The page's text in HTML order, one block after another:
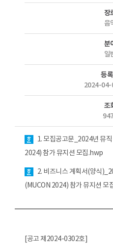
장
음
분
일
등
2024-04-
조
1. 모집공고문_2024년 뮤
2024) 참가 뮤지션 모집.hwp
2. 비즈니스 계획서(양식
(MUCON 2024) 참가 뮤지션 모
[공고 제2024-0302호]